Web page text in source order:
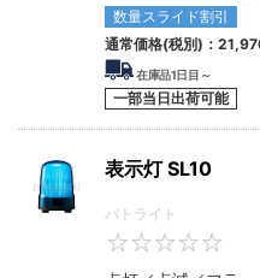
数量スライド割引
通常価格(税別)：
在庫品1日目～
一部当日出荷可能
表示灯 SL10
パトライト